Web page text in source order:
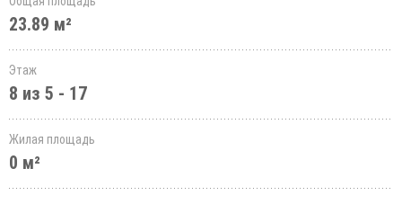
23.89 м²
Этаж
8 из 5 - 17
Жилая площадь
0 м²